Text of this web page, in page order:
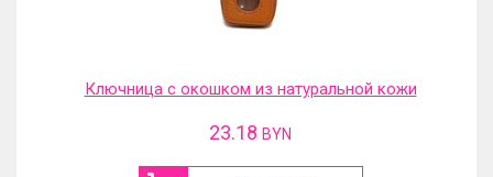
Ключница с окошком из натуральной кожи
23.18 BYN